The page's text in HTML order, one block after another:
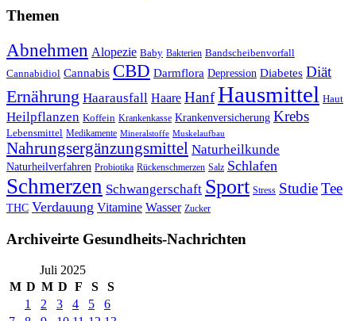
Themen
Abnehmen Alopezie Baby Bakterien Bandscheibenvorfall
Cannabidiol Cannabis CBD Darmflora Depression Diabetes Diät
Ernährung Haarausfall Haare HanfHausmittel Haut
Heilpflanzen Koffein Krankenkasse Krankenversicherung Krebs
Lebensmittel Medikamente Mineralstoffe Muskelaufbau
Nahrungsergänzungsmittel Naturheilkunde
Naturheilverfahren Probiotika Rückenschmerzen Salz Schlafen
Schmerzen Schwangerschaft Sport Stress StudieTee
THC Verdauung Vitamine Wasser Zucker
Archiveirte Gesundheits-Nachrichten
Juli 2025
M D M D F S
S
1
2 3 4 5
6